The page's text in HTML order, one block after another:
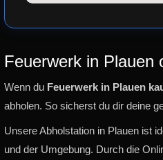
Feuerwerk in Plauen
Wenn du Feuerwerk in Plauen
abholen. So sicherst du dir deine
Unsere Abholstation in Plauen ist
und der Umgebung. Durch die